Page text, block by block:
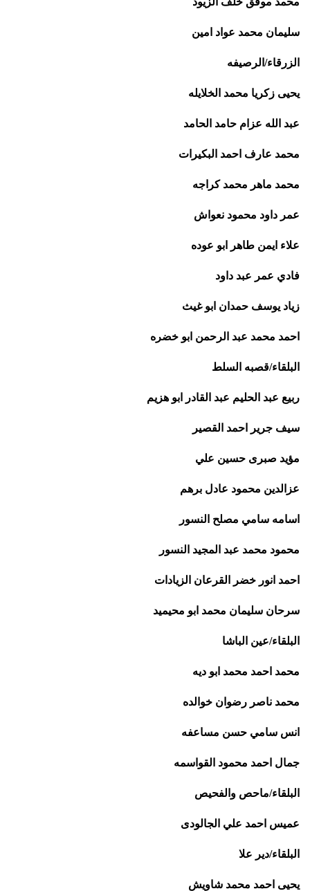
سليمان محمد عواد امين
الزرقاء/الرصيفه
يحيى زكريا محمد الخلايله
عبد الله عزام حامد الحامد
محمد عارف احمد البكيرات
محمد ماهر محمد كراجه
عمر داود محمود نعواش
علاء ايمن طاهر ابو عوده
فادي عمر عبد داود
زياد يوسف حمدان ابو غيث
احمد محمد عبد الرحمن ابو خضره
البلقاء/قصبه السلط
ربيع عبد الحليم عبد القادر ابو هزيم
سيف جرير احمد القصير
مؤيد صبرى حسين علي
عزالدين محمود عادل برهم
اسامه سامي مصلح النسور
محمود محمد عبد المجيد النسور
احمد انور خضر القرعان الزيادات
سرحان سليمان محمد ابو محيميد
البلقاء/عين الباشا
محمد احمد محمد ابو ديه
محمد ناصر رضوان خوالده
انس سامي حسن مساعفه
جمال احمد محمود القواسمه
البلقاء/ماحص والفحيص
عميس احمد علي الجالودى
البلقاء/دير علا
يحيى احمد محمد شاويش